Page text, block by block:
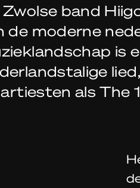
Zwolse band
de moderne
is
als The